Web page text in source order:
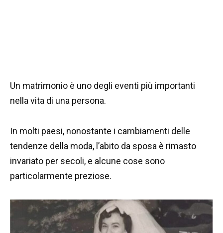
Un matrimonio è uno degli eventi più importanti
nella vita di una persona.
In molti paesi, nonostante i cambiamenti delle
tendenze della moda, l’abito da sposa è rimasto
invariato per secoli, e alcune cose sono
particolarmente preziose.